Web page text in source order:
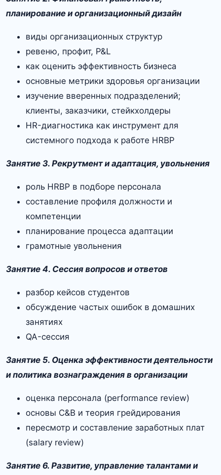
планирование и организационный дизайн
виды организационных структур
ревеню, профит, P&L
как оценить эффективность бизнеса
основные метрики здоровья организации
изучение вверенных подразделений;
клиенты, заказчики, стейкхолдеры
HR-диагностика как инструмент для
системного подхода к работе HRBP
Занятие 3. Рекрутмент и адаптация, увольнения
роль HRBP в подборе персонала
составление профиля должности и
компетенции
планирование процесса адаптации
грамотные увольнения
Занятие 4. Сессия вопросов и ответов
разбор кейсов студентов
обсуждение частых ошибок в домашних
занятиях
QA-сессия
Занятие 5. Оценка эффективности деятельности
и политика вознаграждения в организации
оценка персонала (performance review)
основы C&B и теория грейдирования
пересмотр и составление заработных плат
(salary review)
Занятие 6. Развитие, управление талантами и